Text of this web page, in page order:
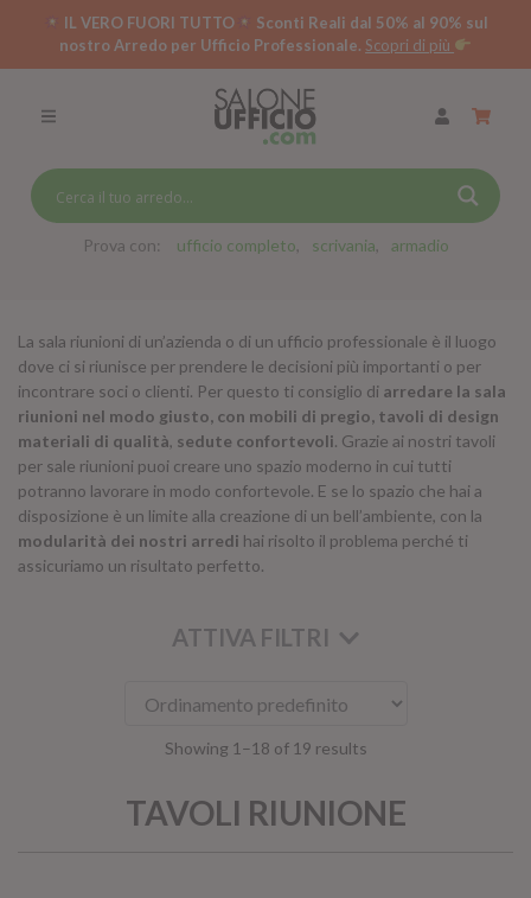
IL VERO FUORI TUTTO
Sconti Reali dal 50% al 90% sul
nostro Arredo per Ufficio Professionale. Scopri di più
Prova con: ufficio completo scrivania armadio
SWING 7020 –
KOROS –
SCRIVANIE SPECIAL DESK
CASSETTIERE
ARMADI
RECEPTION
TAVOLI RIUNIONE
ACCESSORI
La sala riunioni di un’azienda o di un ufficio professionale è il luogo
dove ci si riunisce per prendere le decisioni più importanti o per
incontrare soci o clienti. Per questo ti consiglio di arredare la sala
riunioni nel modo giusto, con mobili di pregio, tavoli di design
materiali di qualità, sedute confortevoli. Grazie ai nostri tavoli
per sale riunioni puoi creare uno spazio moderno in cui tutti
potranno lavorare in modo confortevole. E se lo spazio che hai a
disposizione è un limite alla creazione di un bell’ambiente, con la
modularità dei nostri arredi hai risolto il problema perché ti
assicuriamo un risultato perfetto.
TAVOLI RIUNIONE
Showing 1–18 of 19 results
ATTIVA FILTRI